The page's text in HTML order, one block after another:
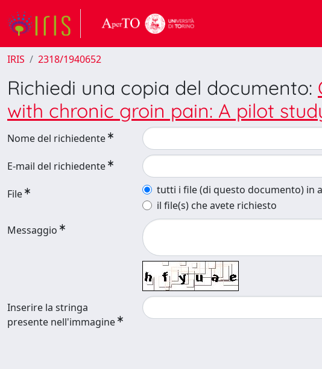
IRIS 2318/1940652
Richiedi una copia del documento:
with chronic groin pain: A pilot
Nome del richiedente
E-mail del richiedente
File
tutti i file (di questo documento) in
il file(s) che avete richiesto
Messaggio
Inserire la stringa
presente nell'immagine